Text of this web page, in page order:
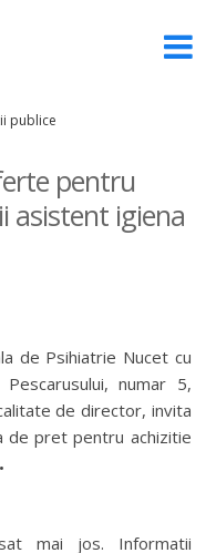
publice
pentru
asistent igiena
de Psihiatrie Nucet cu
numar 5,
de director, invita
de pret pentru achizitie
mai jos. Informatii